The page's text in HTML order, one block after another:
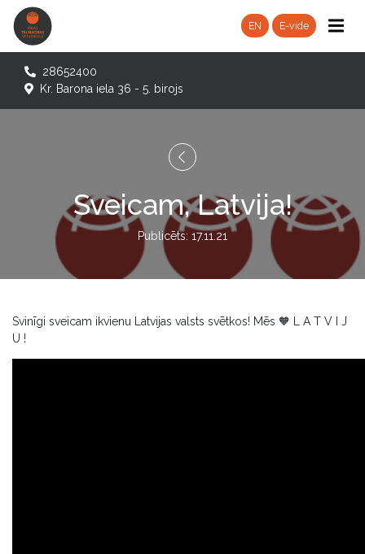
EN E-vide
28652400
Kr. Barona iela 36 - 5. birojs
Sveicam, Latvija!
Publicēts: 17.11.21
Svinīgi sveicam ikvienu Latvijas valsts svētkos! Mēs 🧡 L A T V I J
U !